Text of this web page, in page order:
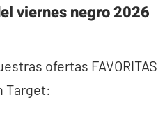
viernes negro 2026
ofertas FAVORITAS
Target: